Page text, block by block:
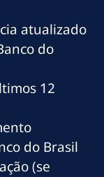
atualizado
do
12
do Brasil
(se